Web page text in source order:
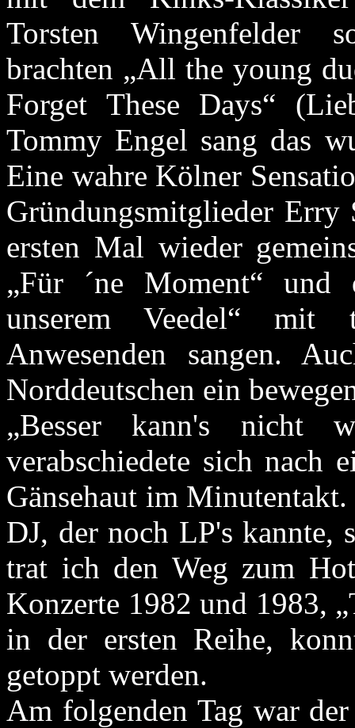
Torsten Wingenfelder
brachten „All the young
Forget These Days“
Tommy Engel sang das
Eine wahre Kölner
Gründungsmitglieder
ersten Mal wieder
„Für ´ne Moment“ und
unserem Veedel“ mit
Anwesenden sangen.
Norddeutschen ein
„Besser kann's nicht
verabschiedete sich nach
Gänsehaut im
DJ, der noch LP's kannte,
trat ich den Weg zum
Konzerte 1982 und 1983,
in der ersten Reihe,
getoppt werden.
Am folgenden Tag war